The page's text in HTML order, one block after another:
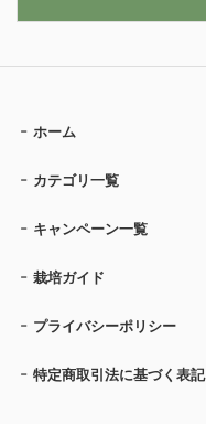
ホーム
カテゴリ一覧
キャンペーン一覧
栽培ガイド
プライバシーポリシー
特定商取引法に基づく表記